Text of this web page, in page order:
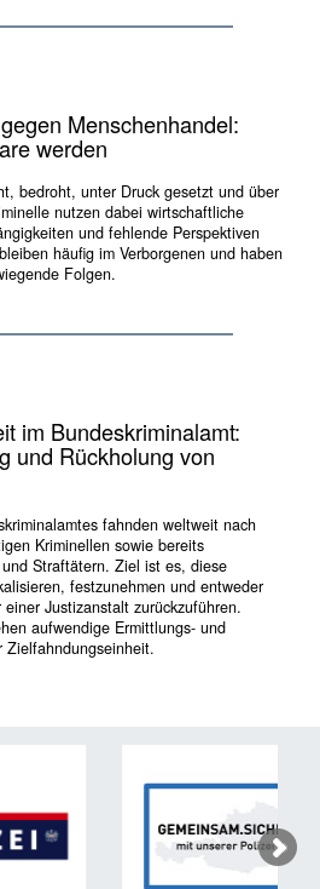
Menschenhandel:
werden
bedroht, unter Druck gesetzt und über
nutzen dabei wirtschaftliche
und fehlende Perspektiven
häufig im Verborgenen und haben
Folgen.
im Bundeskriminalamt:
und Rückholung von
fahnden weltweit nach
Kriminellen sowie bereits
Straftätern. Ziel ist es, diese
festzunehmen und entweder
Justizanstalt zurückzuführen.
aufwendige Ermittlungs- und
Zielfahndungseinheit.